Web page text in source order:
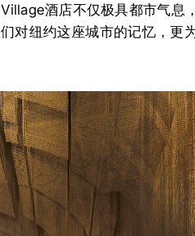
酒店不仅极具都市气息
对纽约这座城市的记忆，更